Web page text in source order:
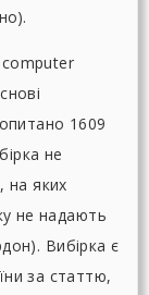
1609
не
на яких
не надають
Вибірка є
за статтю,